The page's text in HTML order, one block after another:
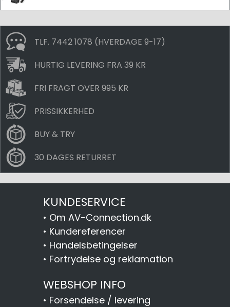
TLF. 7442 1078 (HVERDAGE 9-17)
HURTIG LEVERING FRA 39 KR
FRI FRAGT OVER 995 KR
PRISSIKKERHED
BUY & TRY
30 DAGES RETURRET
KUNDESERVICE
• Om AV-Connection.dk
• Kundereferencer
• Handelsbetingelser
• Fortrydelse og reklamation
WEBSHOP INFO
• Forsendelse / levering